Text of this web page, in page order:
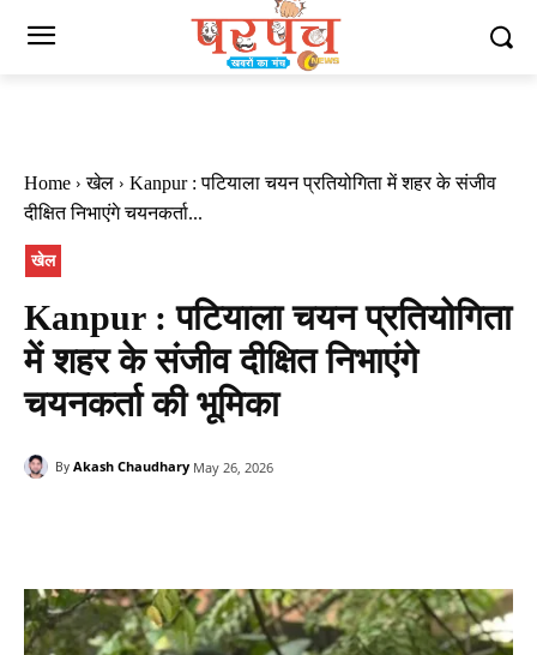
Home खेल
Kanpur : पटियाला चयन प्रतियोगिता में शहर के संजीव
दीक्षित निभाएंगे चयनकर्ता...
खेल
Kanpur : पटियाला चयन प्रतियोगिता
में शहर के संजीव दीक्षित निभाएंगे
चयनकर्ता की भूमिका
By Akash Chaudhary May 26, 2026